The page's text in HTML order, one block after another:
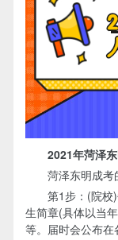
2021年菏泽东
菏泽东明成考
第1步：(院校)
生简章(具体以当
等。届时会公布在